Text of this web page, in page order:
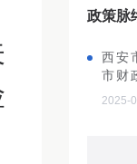
政策脉
西安
市财
局关
2025-